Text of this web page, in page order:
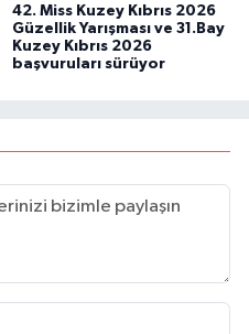
42. Miss Kuzey Kıbrıs 2026
Güzellik Yarışması ve 31.Bay
Kuzey Kıbrıs 2026
başvuruları sürüyor